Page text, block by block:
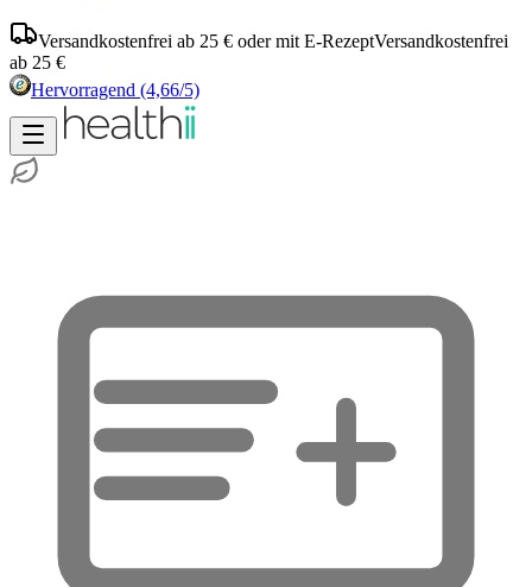
Versandkostenfrei ab 25 € oder mit E-RezeptVersandkostenfrei
ab 25 €
Hervorragend (4,66/5)